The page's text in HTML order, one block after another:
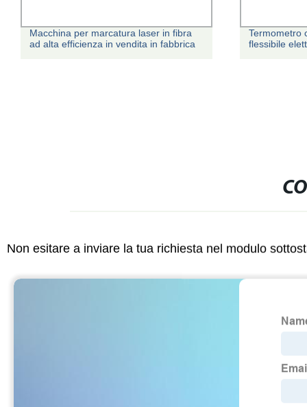
Macchina per marcatura laser in fibra
ad alta efficienza in vendita in fabbrica
Termometro
flessibile
Non esitare a inviare la tua richiesta nel modulo